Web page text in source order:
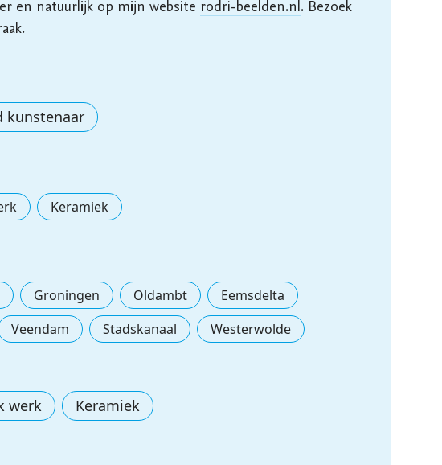
en natuurlijk op mijn website rodri-beelden.nl. Bezoek
kunstenaar
Keramiek
Groningen Oldambt
Eemsdelta
Veendam Stadskanaal Westerwolde
werk Keramiek